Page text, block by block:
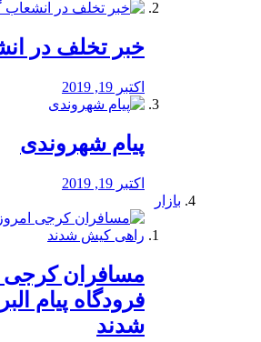
خبر تخلف در
اکتبر 19, 2019
پیام شهروندی
اکتبر 19, 2019
بازار
مسافران کرجی
فرودگاه پیام
شدند